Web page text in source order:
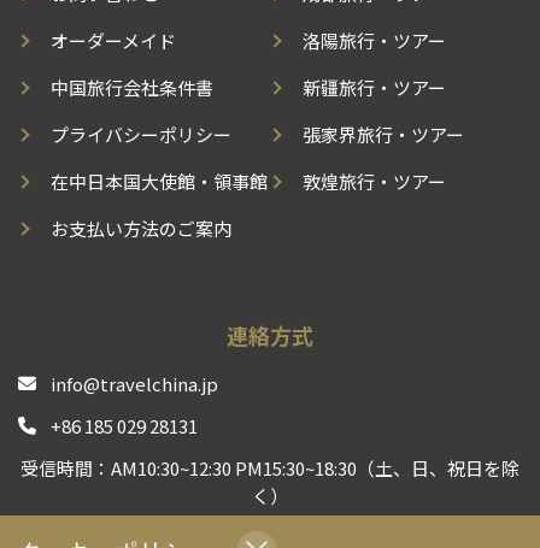
オーダーメイド
中国旅行会社条件書
プライバシーポリシー
在中日本国大使館・領事館
お支払い方法のご案内
洛陽旅行・ツアー
新疆旅行・ツアー
張家界旅行・ツアー
敦煌旅行・ツアー
連絡方式
info@travelchina.jp
+86 185 029 28131
受信時間：AM10:30~12:30 PM15:30~18:30（土、日、祝日を除
く）
中国現地旅行会社として、安心安全な旅行体験をお届けする